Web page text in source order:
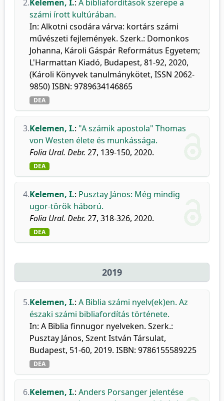
2.Kelemen, I.: A bibliafordítások szerepe a
számi írott kultúrában.
In: Alkotni csodára várva: kortárs számi
művészeti fejlemények. Szerk.: Domonkos
Johanna, Károli Gáspár Református Egyetem;
L'Harmattan Kiadó, Budapest, 81-92, 2020,
(Károli Könyvek tanulmánykötet, ISSN 2062-
9850) ISBN: 9789634146865
DEA
3.Kelemen, I.: "A számik apostola" Thomas
von Westen élete és munkássága.
Folia Ural. Debr. 27, 139-150, 2020.
DEA
4.Kelemen, I.: Pusztay János: Még mindig
ugor-török háború.
Folia Ural. Debr. 27, 318-326, 2020.
DEA
2019
5.Kelemen, I.: A Biblia számi nyelv(ek)en. Az
északi számi bibliafordítás története.
In: A Biblia finnugor nyelveken. Szerk.:
Pusztay János, Szent István Társulat,
Budapest, 51-60, 2019. ISBN: 9786155589225
DEA
6.Kelemen, I.: Anders Porsanger jelentése